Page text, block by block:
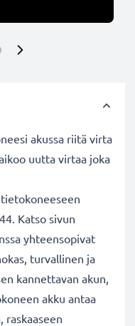
akussa riitä virta
uutta virtaa joka
Katso sivun
yhteensopivat
turvallinen ja
kannettavan akun,
akku antaa